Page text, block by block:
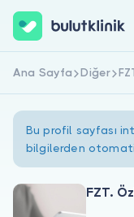
Hemen
Ana Sayfa Diğer
Bu profil sayfası
bilgilerden
FZT.